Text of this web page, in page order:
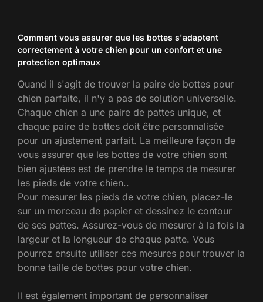
Comment vous assurer que les bottes s'adaptent
correctement à votre chien pour un confort et une
protection optimaux
Quand il s'agit de trouver la paire de bottes pour
chien parfaite, il n'y a pas de solution universelle.
Chaque chien a une paire de pattes unique, et
chaque paire de bottes doit être personnalisée
pour un ajustement parfait. La meilleure façon de
vous assurer que les bottes de votre chien sont
bien ajustées est de prendre le temps de mesurer
les pieds de votre chien..
Pour mesurer les pieds de votre chien, placez-le
sur un morceau de papier et dessinez le contour
de ses pattes. Assurez-vous de mesurer à la fois la
largeur et la longueur de chaque patte. Vous
pourrez ensuite utiliser ces mesures pour trouver la
bonne taille de bottes pour votre chien.
Il est également important de personnaliser